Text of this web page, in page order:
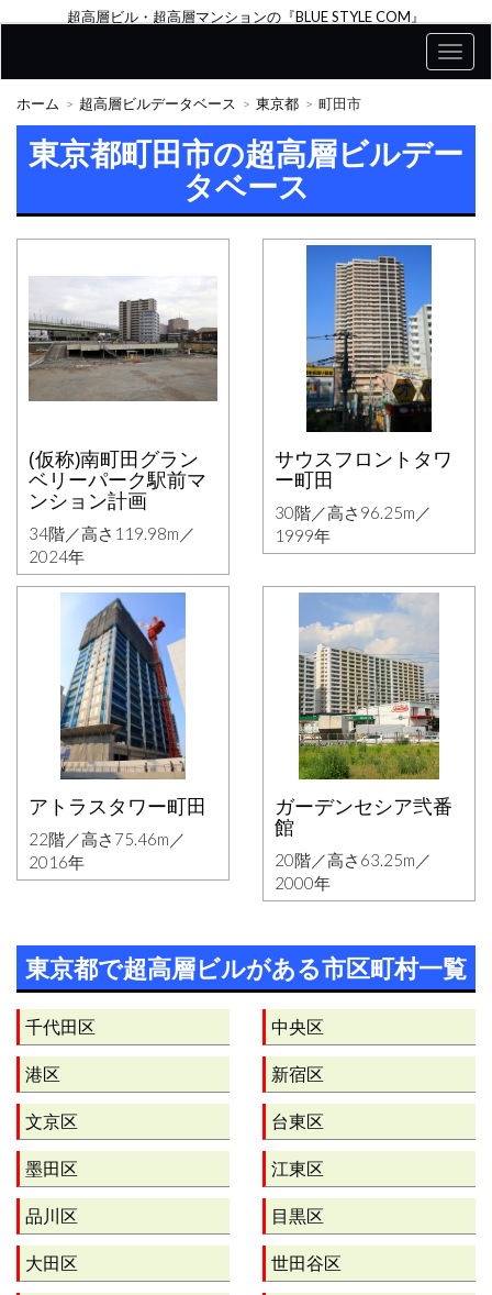
超高層ビル・超高層マンションの『BLUE STYLE COM』
ホーム 超高層ビルデータベース 東京都 町田市
東京都町田市の超高層ビルデー
タベース
(仮称)南町田グラン
ベリーパーク駅前マ
ンション計画
34階／高さ119.98m／
2024年
サウスフロントタワ
ー町田
30階／高さ96.25m／
1999年
アトラスタワー町田
22階／高さ75.46m／
2016年
ガーデンセシア弐番
館
20階／高さ63.25m／
2000年
東京都で超高層ビルがある市区町村一覧
千代田区 中央区
港区 新宿区
文京区 台東区
墨田区 江東区
品川区 目黒区
大田区 世田谷区